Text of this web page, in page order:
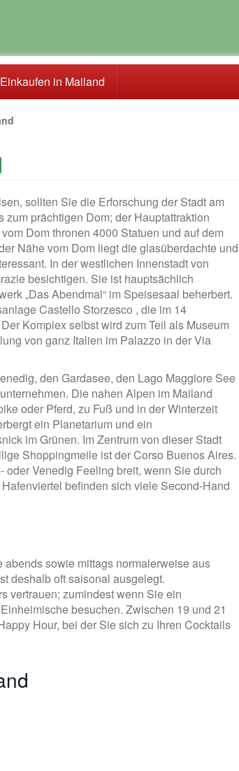
Einkaufen in Mailand
sollten Sie die Erforschung der Stadt am
prächtigen Dom; der Hauptattraktion
Dom thronen 4000 Statuen und auf dem
Nähe vom Dom liegt die glasüberdachte und
In der westlichen Innenstadt von
besichtigen. Sie ist hauptsächlich
„Das Abendmal“ im Speisesaal beherbert.
Castello Storzesco , die im 14
Komplex selbst wird zum Teil als Museum
von ganz Italien im Palazzo in der Via
den Gardasee, den Lago Maggiore See
Die nahen Alpen im Mailand
oder Pferd, zu Fuß und in der Winterzeit
ein Planetarium und ein
im Grünen. Im Zentrum von dieser Stadt
Shoppingmeile ist der Corso Buenos Aires.
Venedig Feeling breit, wenn Sie durch
befinden sich viele Second-Hand
sowie mittags normalerweise aus
deshalb oft saisonal ausgelegt.
vertrauen; zumindest wenn Sie ein
besuchen. Zwischen 19 und 21
Hour, bei der Sie sich zu Ihren Cocktails